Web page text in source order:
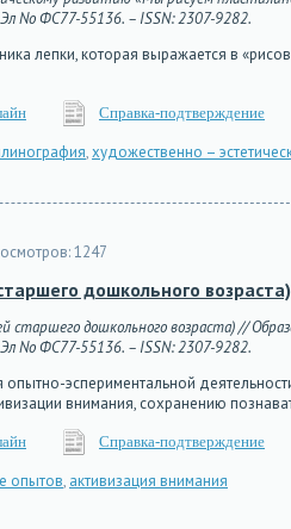
No ФС77-55136. – ISSN: 2307-9282.
лепки, которая выражается в
Справка-подтверждение
,художественно –
1247
дошкольного возраста)
старшего дошкольного возраста) //
No ФС77-55136. – ISSN: 2307-9282.
эспериментальной
внимания, сохранению
Справка-подтверждение
опытов, активизация внимания